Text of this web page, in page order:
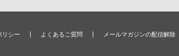
リシー よくあるご質問 メールマガジンの配信解除